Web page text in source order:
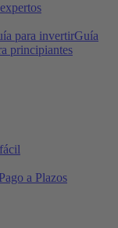
para invertirGuía
principiantes
Pago a Plazos